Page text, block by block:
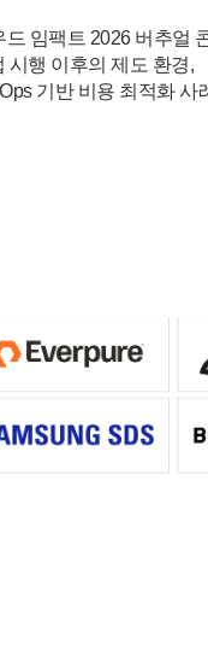
임팩트 2026 버추얼
시행 이후의 제도 환경,
기반 비용 최적화 사